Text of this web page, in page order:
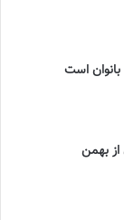
بانوان است
از بهمن